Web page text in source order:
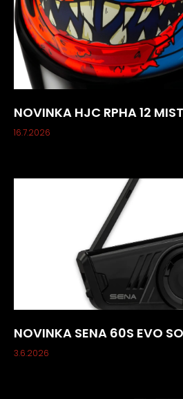
NOVINKA HJC RPHA 12
16.7.2026
NOVINKA SENA 60S EVO
3.6.2026